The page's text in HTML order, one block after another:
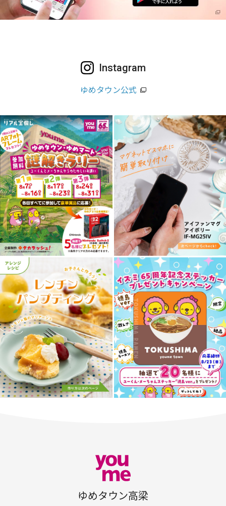
Instagram
ゆめタウン公式
ゆめタウン高梁